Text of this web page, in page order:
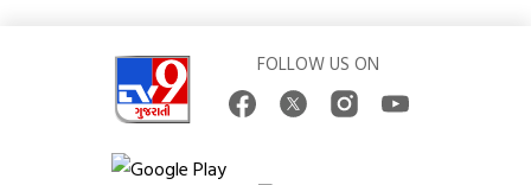
FOLLOW US ON